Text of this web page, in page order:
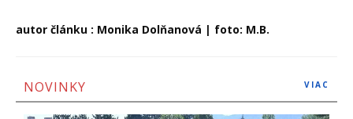
autor článku : Monika Dolňanová | foto: M.B.
NOVINKY VIAC